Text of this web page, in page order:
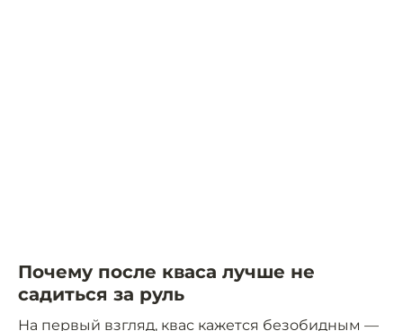
Почему после кваса лучше не
садиться за руль
На первый взгляд, квас кажется безобидным —